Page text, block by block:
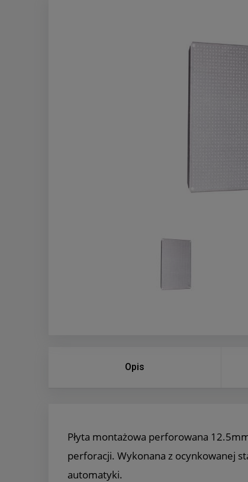
Opis
Płyta montażowa perforowana
perforacji. Wykonana z ocynkowanej
automatyki.